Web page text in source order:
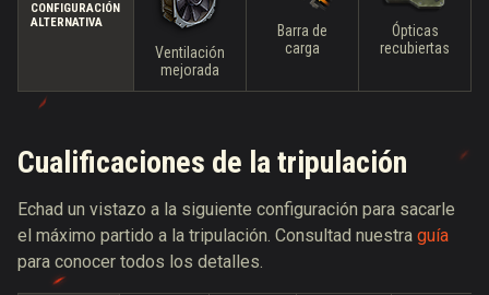
CONFIGURACIÓN
ALTERNATIVA
Ventilación
mejorada
Barra de
carga
Ópticas
recubiertas
Cualificaciones de la tripulación
Echad un vistazo a la siguiente configuración para sacarle
el máximo partido a la tripulación. Consultad nuestra guía
para conocer todos los detalles.